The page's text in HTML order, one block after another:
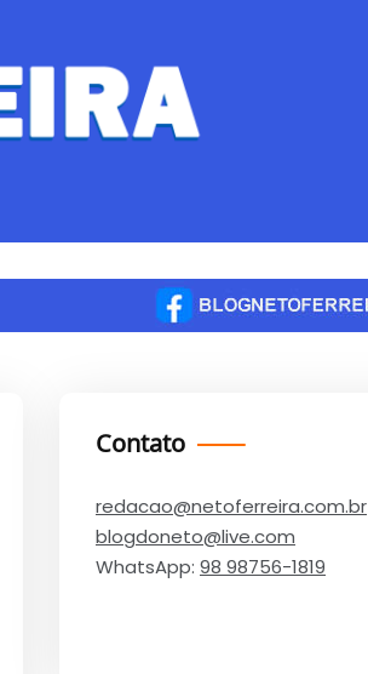
Contato
redacao@netoferreira.com.br
blogdoneto@live.com
WhatsApp: 98 98756-1819